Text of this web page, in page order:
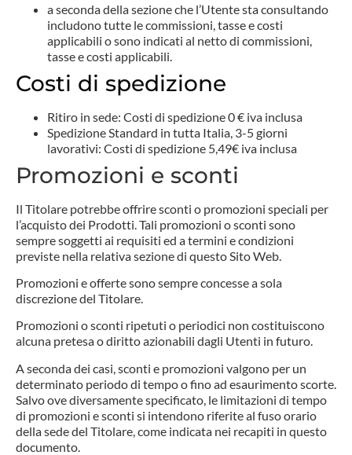
a seconda della sezione che l’Utente sta consultando
includono tutte le commissioni, tasse e costi
applicabili o sono indicati al netto di commissioni,
tasse e costi applicabili.
Costi di spedizione
Ritiro in sede: Costi di spedizione 0 € iva inclusa
Spedizione Standard in tutta Italia, 3-5 giorni
lavorativi: Costi di spedizione 5,49€ iva inclusa
Promozioni e sconti
Il Titolare potrebbe offrire sconti o promozioni speciali per
l’acquisto dei Prodotti. Tali promozioni o sconti sono
sempre soggetti ai requisiti ed a termini e condizioni
previste nella relativa sezione di questo Sito Web.
Promozioni e offerte sono sempre concesse a sola
discrezione del Titolare.
Promozioni o sconti ripetuti o periodici non costituiscono
alcuna pretesa o diritto azionabili dagli Utenti in futuro.
A seconda dei casi, sconti e promozioni valgono per un
determinato periodo di tempo o fino ad esaurimento scorte.
Salvo ove diversamente specificato, le limitazioni di tempo
di promozioni e sconti si intendono riferite al fuso orario
della sede del Titolare, come indicata nei recapiti in questo
documento.